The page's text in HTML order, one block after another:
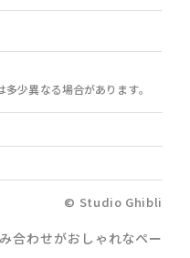
少異なる場合があります。
© Studio Ghibli
合わせがおしゃれなペー